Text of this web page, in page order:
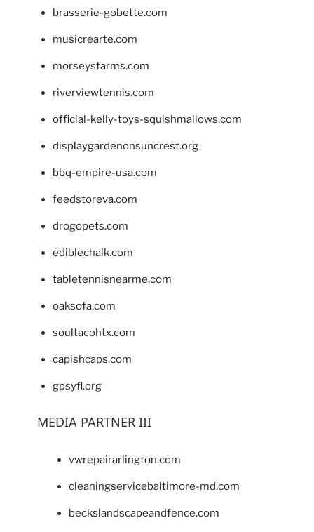
brasserie-gobette.com
musicrearte.com
morseysfarms.com
riverviewtennis.com
official-kelly-toys-squishmallows.com
displaygardenonsuncrest.org
bbq-empire-usa.com
feedstoreva.com
drogopets.com
ediblechalk.com
tabletennisnearme.com
oaksofa.com
soultacohtx.com
capishcaps.com
gpsyfl.org
MEDIA PARTNER III
vwrepairarlington.com
cleaningservicebaltimore-md.com
beckslandscapeandfence.com